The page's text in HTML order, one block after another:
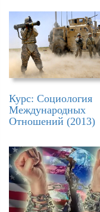
Курс: Социология
Международных
Отношений (2013)